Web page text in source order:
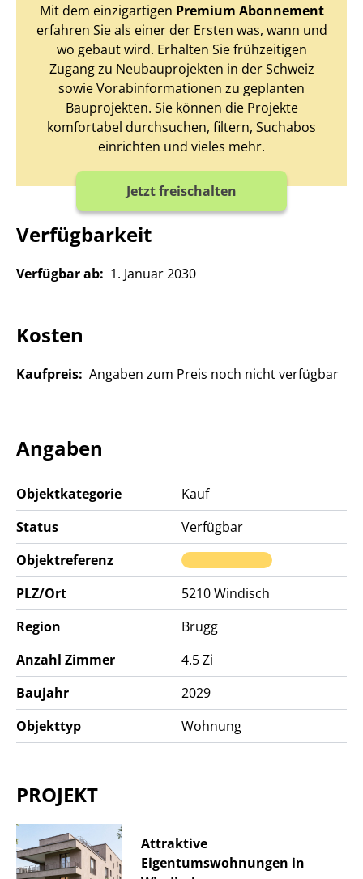
Mit dem einzigartigen Premium Abonnement
erfahren Sie als einer der Ersten was, wann und
wo gebaut wird. Erhalten Sie frühzeitigen
Zugang zu Neubauprojekten in der Schweiz
sowie Vorabinformationen zu geplanten
Bauprojekten. Sie können die Projekte
komfortabel durchsuchen, filtern, Suchabos
einrichten und vieles mehr.
Jetzt freischalten
Verfügbarkeit
Verfügbar ab: 1. Januar 2030
Kosten
Kaufpreis: Angaben zum Preis noch nicht verfügbar
Angaben
Objektkategorie
Kauf
Status
Verfügbar
Objektreferenz
PLZ/Ort
5210Windisch
Region
Brugg
Anzahl Zimmer
4.5 Zi
Baujahr
2029
Objekttyp
Wohnung
PROJEKT
Attraktive
Eigentumswohnungen in